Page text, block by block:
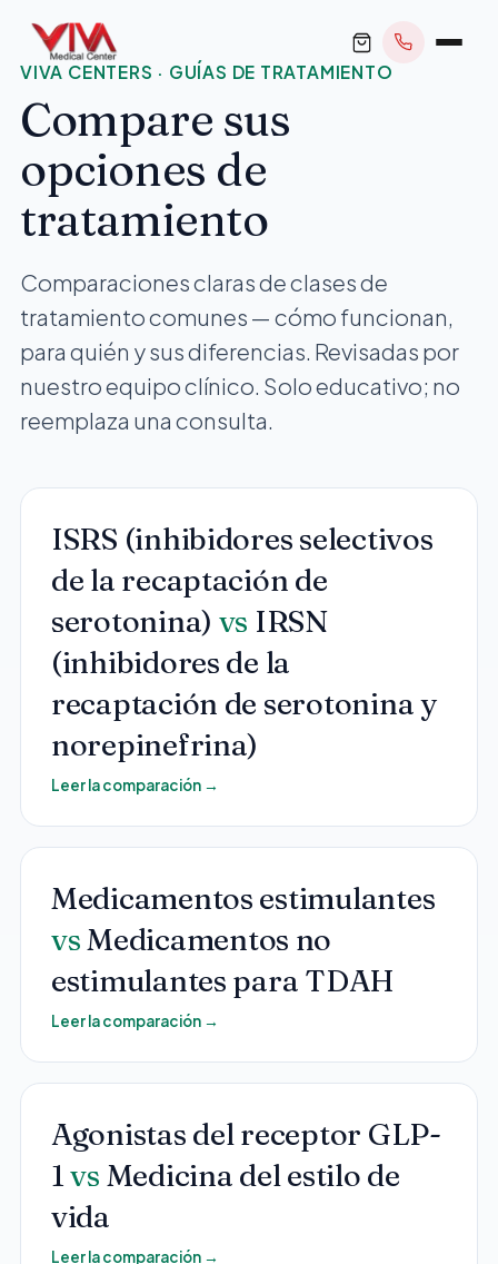
Atención Primaria
Atención el Mismo Día
Medicina Interna
Salud del Adolescente
Salud de la Mujer
Tratamiento Hormonal
Medicina Concierge
Guía de Medicamentos
Terapia IV
Pérdida de Peso
Escleroterapia
Laboratorio
Neurología
Todos los Servicios
TDAH
Ansiedad
Depresión
Trastorno Bipolar
RESERVAR CITA
+1 305 209 0001
office@vivamedicalcenter.com
Lun–Vie 8:30AM–4:30PM · Sáb con cita
VIVA CENTERS · GUÍAS DE TRATAMIENTO
Compare sus
opciones de
tratamiento
Comparaciones claras de clases de
tratamiento comunes — cómo funcionan,
para quién y sus diferencias. Revisadas por
nuestro equipo clínico. Solo educativo; no
reemplaza una consulta.
ISRS (inhibidores selectivos
de la recaptación de
serotonina) vs IRSN
(inhibidores de la
recaptación de serotonina y
norepinefrina)
Leer la comparación →
Medicamentos estimulantes
vsMedicamentos no
estimulantes para TDAH
Leer la comparación →
Agonistas del receptor GLP-
1vs Medicina del estilo de
vida
Leer la comparación →